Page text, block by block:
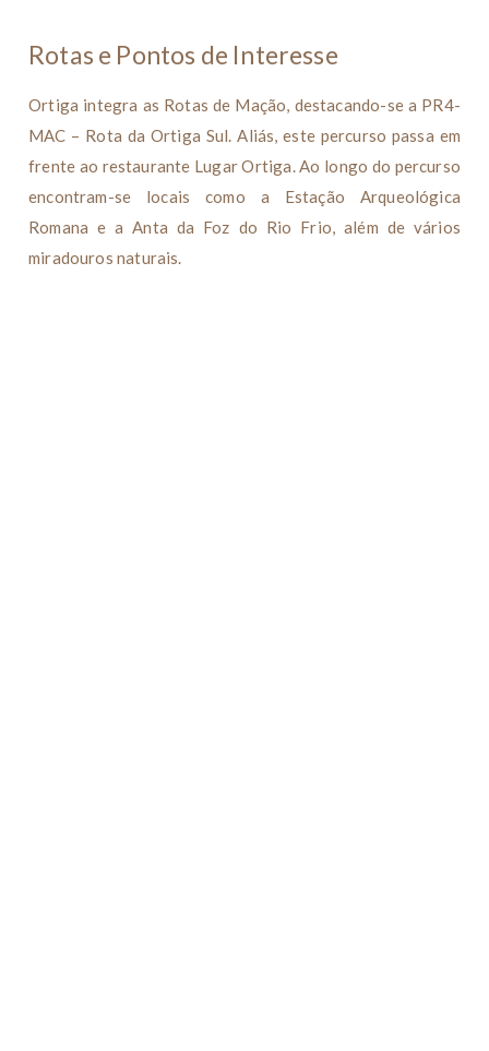
Rotas e Pontos de Interesse
Ortiga integra as Rotas de Mação, destacando-se a PR4-
MAC – Rota da Ortiga Sul. Aliás, este percurso passa em
frente ao restaurante Lugar Ortiga. Ao longo do percurso
encontram-se locais como a Estação Arqueológica
Romana e a Anta da Foz do Rio Frio, além de vários
miradouros naturais.